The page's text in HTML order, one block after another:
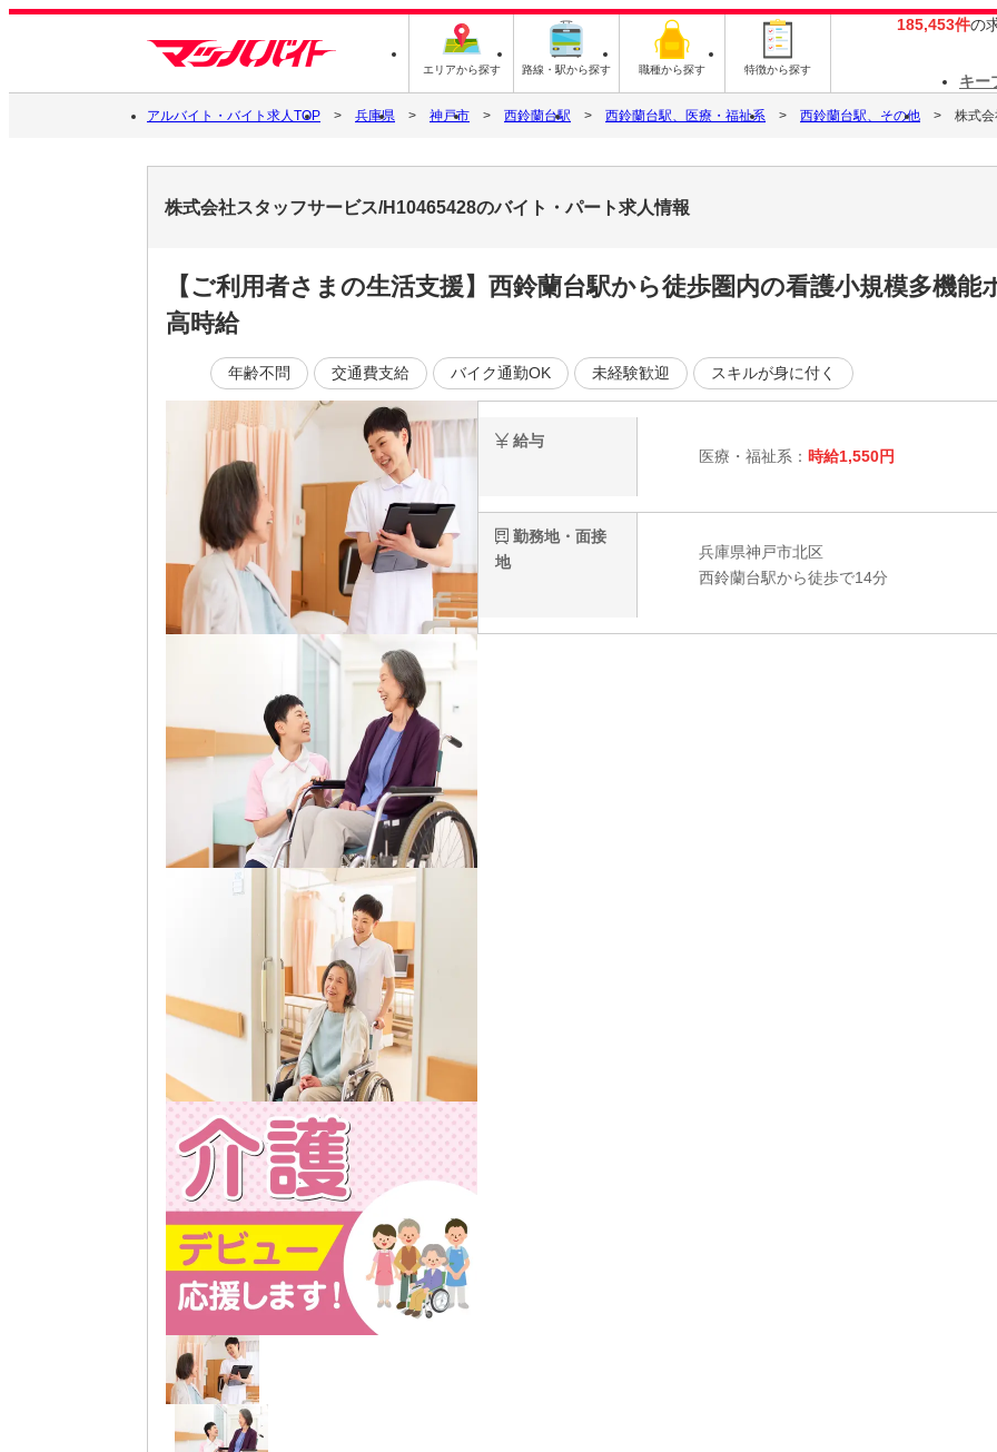
エリアから探す 路線・駅から探す 職種から探す 特徴から探す
185,453件の
キー
アルバイト・バイト求人TOP 兵庫県 神戸市 西鈴蘭台駅 西鈴蘭台駅、医療・福祉系 西鈴蘭台駅、その他 株式
株式会社スタッフサービス/H10465428のバイト・パート求人情報
【ご利用者さまの生活支援】西鈴蘭台駅から徒歩圏内の看護小規模多機
高時給
年齢不問 交通費支給 バイク通勤OK 未経験歓迎 スキルが身に付く
給与
医療・福祉系： 時給1,550円
勤務地・面接
地
兵庫県神戸市北区
西鈴蘭台駅から徒歩で14分